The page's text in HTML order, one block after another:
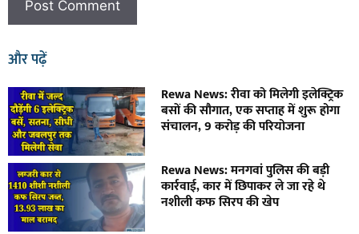
और पढ़ें
Rewa News: रीवा को मिलेगी इलेक्ट्रिक
बसों की सौगात, एक सप्ताह में शुरू होगा
संचालन, 9 करोड़ की परियोजना
Rewa News: मनगवां पुलिस की बड़ी
कार्रवाई, कार में छिपाकर ले जा रहे थे
नशीली कफ सिरप की खेप